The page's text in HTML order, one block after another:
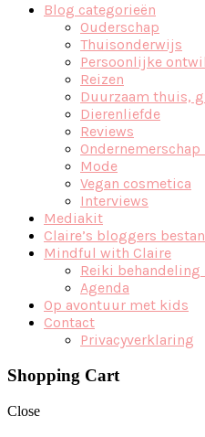
Blog categorieën
Ouderschap
Thuisonderwijs
Persoonlijke
Reizen
Duurzaam thuis,
Dierenliefde
Reviews
Mode
Vegan cosmetica
Interviews
Mediakit
Claire’s bloggers
Mindful with Claire
Reiki
Agenda
Op avontuur met kids
Contact
Privacyverklaring
Shopping Cart
Close